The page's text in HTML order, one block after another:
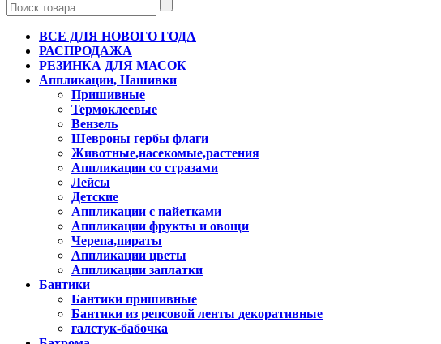
ВСЕ ДЛЯ НОВОГО ГОДА
РАСПРОДАЖА
РЕЗИНКА ДЛЯ МАСОК
Аппликации, Нашивки
Пришивные
Термоклеевые
Вензель
Шевроны гербы флаги
Животные,насекомые,растения
Аппликации со стразами
Лейсы
Детские
Аппликации с пайетками
Аппликации фрукты и овощи
Черепа,пираты
Аппликации цветы
Аппликации заплатки
Бантики
Бантики пришивные
Бантики из репсовой ленты декоративные
галстук-бабочка